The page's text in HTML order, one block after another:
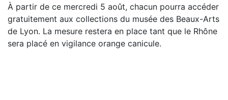
À partir de ce mercredi 5 août, chacun pourra accéder
gratuitement aux collections du musée des Beaux-Arts
de Lyon. La mesure restera en place tant que le Rhône
sera placé en vigilance orange canicule.